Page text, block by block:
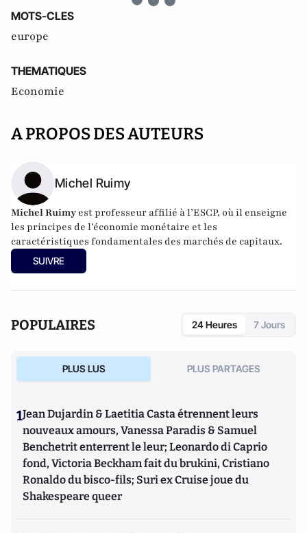
MOTS-CLES
europe
THEMATIQUES
Economie
A PROPOS DES AUTEURS
Michel Ruimy
Michel Ruimy est professeur affilié à l’ESCP, où il enseigne
les principes de l’économie monétaire et les
caractéristiques fondamentales des marchés de capitaux.
SUIVRE
POPULAIRES 24 Heures 7 Jours
PLUS LUS PLUS PARTAGES
1Jean Dujardin & Laetitia Casta étrennent leurs
nouveaux amours, Vanessa Paradis & Samuel
Benchetrit enterrent le leur; Leonardo di Caprio
fond, Victoria Beckham fait du brukini, Cristiano
Ronaldo du bisco-fils; Suri ex Cruise joue du
Shakespeare queer